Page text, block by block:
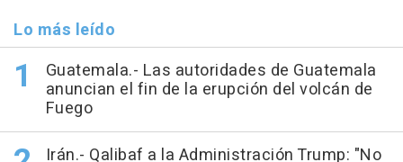
Lo más leído
Guatemala.- Las autoridades de Guatemala
anuncian el fin de la erupción del volcán de
Fuego
Irán.- Qalibaf a la Administración Trump: "No